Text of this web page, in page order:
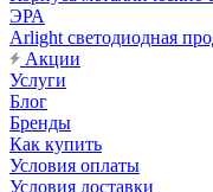
ЭРА
Arlight светодиодная
Акции
Услуги
Блог
Бренды
Как купить
Условия оплаты
Условия доставки